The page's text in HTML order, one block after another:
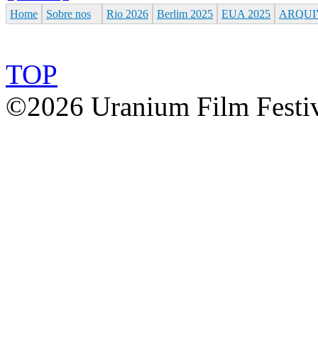
Home Sobre nos Rio 2026 Berlim 2025 EUA 2025
TOP
©2026 Uranium Film